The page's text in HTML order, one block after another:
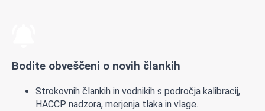
Bodite obveščeni o novih člankih
Strokovnih člankih in vodnikih s področja kalibracij,
HACCP nadzora, merjenja tlaka in vlage.